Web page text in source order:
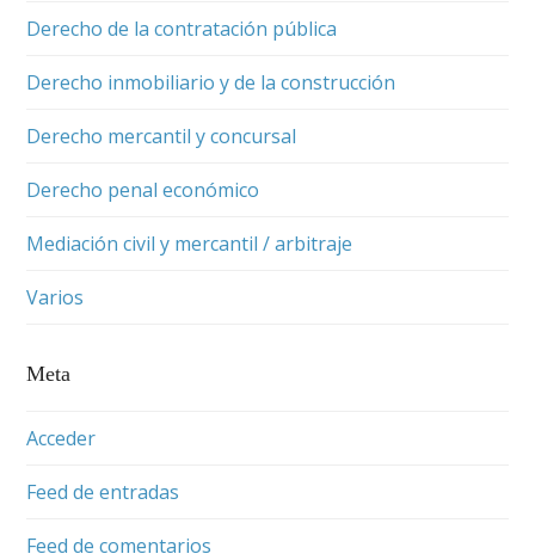
Derecho de la contratación pública
Derecho inmobiliario y de la construcción
Derecho mercantil y concursal
Derecho penal económico
Mediación civil y mercantil / arbitraje
Varios
Meta
Acceder
Feed de entradas
Feed de comentarios